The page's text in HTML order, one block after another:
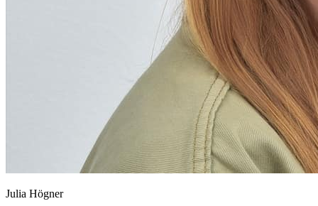
Julia Högner